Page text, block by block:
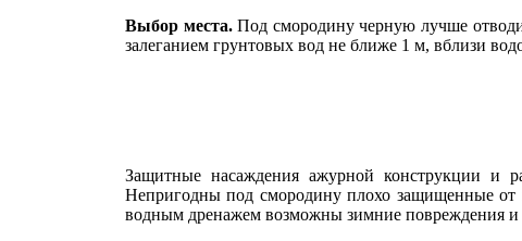
Выбор места.Под смородину черную лучше
за­леганием грунтовых вод не ближе 1 м, вблизи
Защитные насаждения ажурной конструкции и
Непригодны под смородину плохо защищенные от
водным дренажем возможны зимние повреждения и